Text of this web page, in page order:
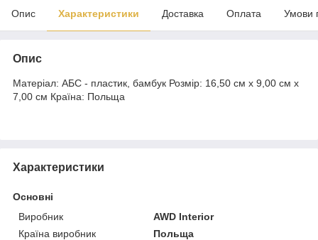
Опис Характеристики Доставка Оплата Умови
Опис
Матеріал: АБС - пластик, бамбук Розмір: 16,50 см x 9,00 см x
7,00 см Країна: Польща
Характеристики
Основні
Виробник
AWD Interior
Країна виробник
Польща